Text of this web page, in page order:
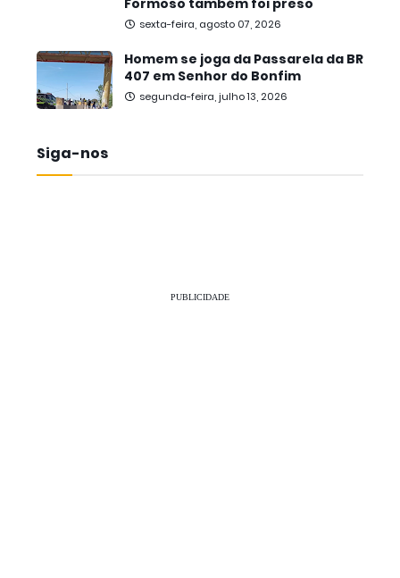
Formoso também foi preso
sexta-feira, agosto 07, 2026
Homem se joga da Passarela da BR
407 em Senhor do Bonfim
segunda-feira, julho 13, 2026
Siga-nos
PUBLICIDADE